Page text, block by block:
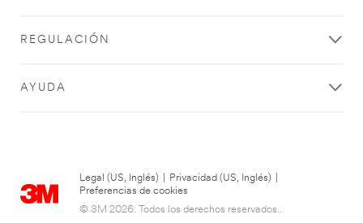
REGULACIÓN
AYUDA
Legal (US, Inglés) Privacidad (US, Inglés)
Preferencias de cookies
© 3M 2026. Todos los derechos reservados..